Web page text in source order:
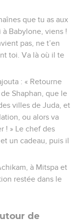
que tu as aux
Babylone, viens !
pas, ne t’en
toi. Va là où il te
: « Retourne
Shaphan, que le
villes de Juda, et
ou alors va
! » Le chef des
un cadeau, puis il
à Mitspa et
restée dans le
de